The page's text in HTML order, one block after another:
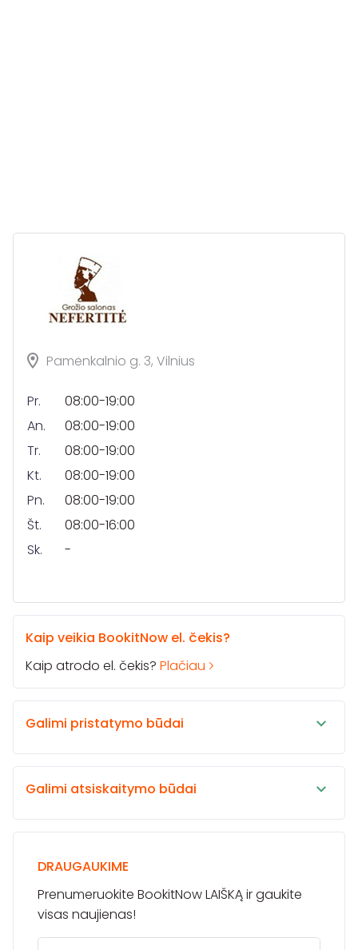
Pamėnkalnio g. 3, Vilnius
Pr.
08:00-19:00
An.
08:00-19:00
Tr.
08:00-19:00
Kt.
08:00-19:00
Pn.
08:00-19:00
Št.
08:00-16:00
Sk.
-
Kaip veikia BookitNow el. čekis?
Kaip atrodo el. čekis? Plačiau
Galimi pristatymo būdai
Galimi atsiskaitymo būdai
DRAUGAUKIME
Prenumeruokite BookitNow LAIŠKĄ ir gaukite
visas naujienas!